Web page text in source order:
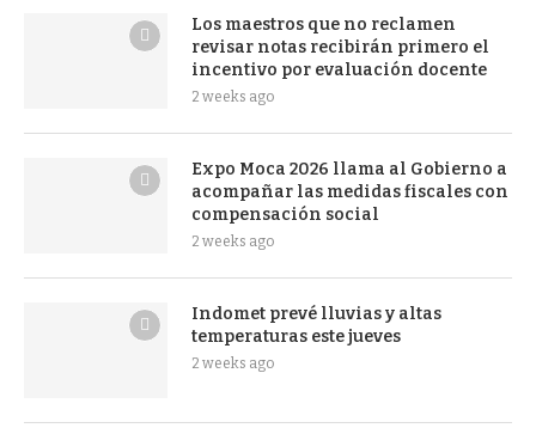
Los maestros que no reclamen
revisar notas recibirán primero el
incentivo por evaluación docente
2 weeks ago
Expo Moca 2026 llama al Gobierno a
acompañar las medidas fiscales con
compensación social
2 weeks ago
Indomet prevé lluvias y altas
temperaturas este jueves
2 weeks ago